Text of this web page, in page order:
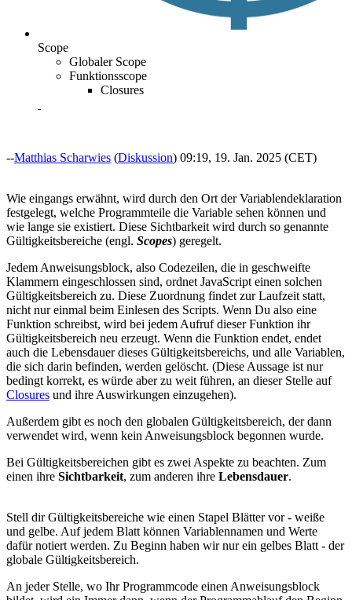
Scope
Globaler Scope
Funktionsscope
Closures
--Matthias Scharwies (Diskussion) 09:19, 19. Jan. 2025 (CET)
Wie eingangs erwähnt, wird durch den Ort der Variablendeklaration
festgelegt, welche Programmteile die Variable sehen können und
wie lange sie existiert. Diese Sichtbarkeit wird durch so genannte
Gültigkeitsbereiche (engl. Scopes) geregelt.
Jedem Anweisungsblock, also Codezeilen, die in geschweifte
Klammern eingeschlossen sind, ordnet JavaScript einen solchen
Gültigkeitsbereich zu. Diese Zuordnung findet zur Laufzeit statt,
nicht nur einmal beim Einlesen des Scripts. Wenn Du also eine
Funktion schreibst, wird bei jedem Aufruf dieser Funktion ihr
Gültigkeitsbereich neu erzeugt. Wenn die Funktion endet, endet
auch die Lebensdauer dieses Gültigkeitsbereichs, und alle Variablen,
die sich darin befinden, werden gelöscht. (Diese Aussage ist nur
bedingt korrekt, es würde aber zu weit führen, an dieser Stelle auf
Closures und ihre Auswirkungen einzugehen).
Außerdem gibt es noch den globalen Gültigkeitsbereich, der dann
verwendet wird, wenn kein Anweisungsblock begonnen wurde.
Bei Gültigkeitsbereichen gibt es zwei Aspekte zu beachten. Zum
einen ihre Sichtbarkeit, zum anderen ihre Lebensdauer.
Stell dir Gültigkeitsbereiche wie einen Stapel Blätter vor - weiße
und gelbe. Auf jedem Blatt können Variablennamen und Werte
dafür notiert werden. Zu Beginn haben wir nur ein gelbes Blatt - der
globale Gültigkeitsbereich.
An jeder Stelle, wo Ihr Programmcode einen Anweisungsblock